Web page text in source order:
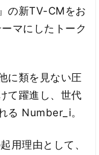
の新TV-CMをお
マにしたトーク
に類を見ない圧
て躍進し、世代
る Number_i。
用理由として、